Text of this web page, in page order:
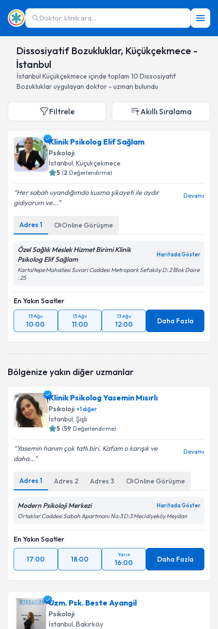
Doktor, klinik ara...
Dissosiyatif Bozukluklar, Küçükçekmece -
İstanbul
İstanbul Küçükçekmece içinde toplam 10 Dissosiyatif
Bozukluklaruygulayan doktor - uzman bulundu
Filtrele Akıllı Sıralama
Klinik Psikolog Elif Sağlam
Psikoloji
İstanbul, Küçükçekmece
5 (2 Değerlendirme)
Her sabah uyandığımda kusma şikayeti ile aydır
gidiyorum ve...
Devamı
Adres 1 Online Görüşme
Özel Sağlık Meslek Hizmet Birimi Klinik
Psikolog Elif Sağlam
Haritada Göster
Kartaltepe Mahallesi Suvari Caddesi Metropark Sefaköy D: 2 Blok Daire
: 25
En Yakın Saatler
13 Ağu
10:00
13 Ağu
11:00
13 Ağu
12:00 Daha Fazla
Bölgenize yakın diğer uzmanlar
Klinik Psikolog Yasemin Mısırlı
Psikoloji +1diğer
İstanbul, Şişli
5 (59 Değerlendirme)
Yasemin hanım çok tatlı biri. Kafam o karışık ve
daha...
Devamı
Adres 1 Adres 2 Adres 3 Online Görüşme
Modern Psikoloji Merkezi Haritada Göster
Ortaklar Caddesi Sabah Apartmanı No:3 D:3 Mecidiyeköy Meydan
En Yakın Saatler
17:00 18:00
Yarın
16:00 Daha Fazla
Uzm. Psk. Beste Ayangil
Psikoloji
İstanbul, Bakırköy